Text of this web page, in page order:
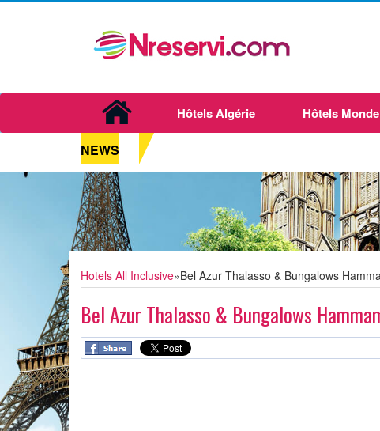
Hôtels Algérie Hôtels Monde
NEWS
Hotels All Inclusive»Bel Azur Thalasso & Bungalows
Bel Azur Thalasso & Bungalows